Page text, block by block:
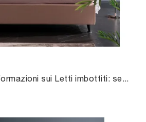
Clicca e ottieni informazioni sui Letti imbottiti: se vuoi modelli matrimoniali classici, il modello Prime Iris Altrenotti fa al caso tuo.